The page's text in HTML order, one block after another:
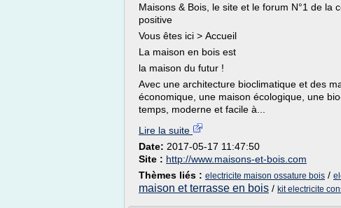
Maisons & Bois, le site et le forum N°1 de la
positive
Vous êtes ici > Accueil
La maison en bois est
la maison du futur !
Avec une architecture bioclimatique et des
économique, une maison écologique, une
temps, moderne et facile à...
Lire la suite
Date: 2017-05-17 11:47:50
Site : http://www.maisons-et-bois.com
Thèmes liés : electricite maison ossature bois /
maison et terrasse en bois / kit electricite